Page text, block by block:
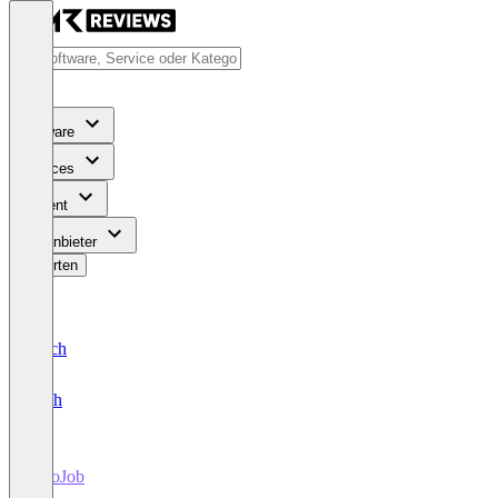
Software
Services
Content
Für Anbieter
Bewerten
Deutsch
English
QuoJob